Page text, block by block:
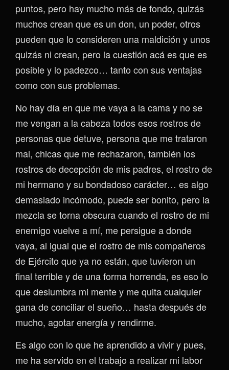
puntos, pero hay mucho más de fondo, quizás
muchos crean que es un don, un poder, otros
pueden que lo consideren una maldición y unos
quizás ni crean, pero la cuestión acá es que es
posible y lo padezco… tanto con sus ventajas
como con sus problemas.
No hay día en que me vaya a la cama y no se
me vengan a la cabeza todos esos rostros de
personas que detuve, persona que me trataron
mal, chicas que me rechazaron, también los
rostros de decepción de mis padres, el rostro de
mi hermano y su bondadoso carácter… es algo
demasiado incómodo, puede ser bonito, pero la
mezcla se torna obscura cuando el rostro de mi
enemigo vuelve a mí, me persigue a donde
vaya, al igual que el rostro de mis compañeros
de Ejército que ya no están, que tuvieron un
final terrible y de una forma horrenda, es eso lo
que deslumbra mi mente y me quita cualquier
gana de conciliar el sueño… hasta después de
mucho, agotar energía y rendirme.
Es algo con lo que he aprendido a vivir y pues,
me ha servido en el trabajo a realizar mi labor